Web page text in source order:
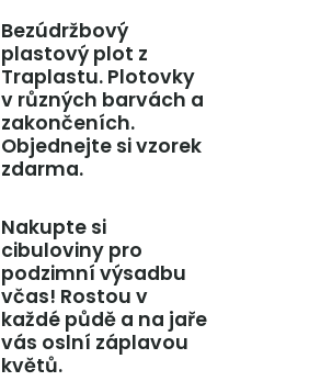
Bezúdržbový
plastový plot z
Traplastu. Plotovky
v různých barvách a
zakončeních.
Objednejte si vzorek
zdarma.
Nakupte si
cibuloviny pro
podzimní výsadbu
včas! Rostou v
každé půdě a na jaře
vás oslní záplavou
květů.